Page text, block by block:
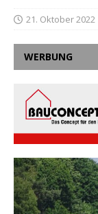
21. Oktober 2022
WERBUNG